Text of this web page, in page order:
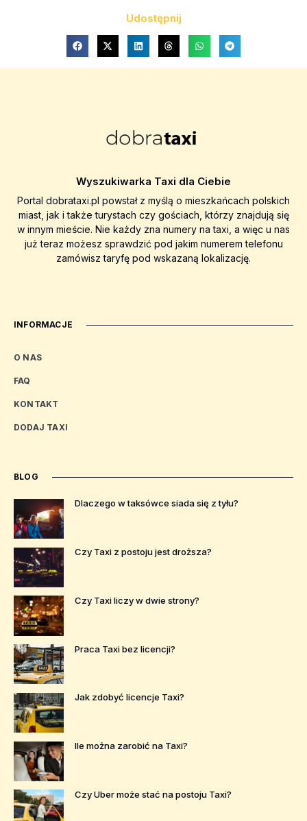
Udostępnij
Wyszukiwarka Taxi dla Ciebie
Portal dobrataxi.pl powstał z myślą o mieszkańcach polskich
miast, jak i także turystach czy gościach, którzy znajdują się
w innym mieście. Nie każdy zna numery na taxi, a więc u nas
już teraz możesz sprawdzić pod jakim numerem telefonu
zamówisz taryfę pod wskazaną lokalizację.
INFORMACJE
O NAS
FAQ
KONTAKT
DODAJ TAXI
BLOG
Dlaczego w taksówce siada się z tyłu?
Czy Taxi z postoju jest droższa?
Czy Taxi liczy w dwie strony?
Praca Taxi bez licencji?
Jak zdobyć licencje Taxi?
Ile można zarobić na Taxi?
Czy Uber może stać na postoju Taxi?